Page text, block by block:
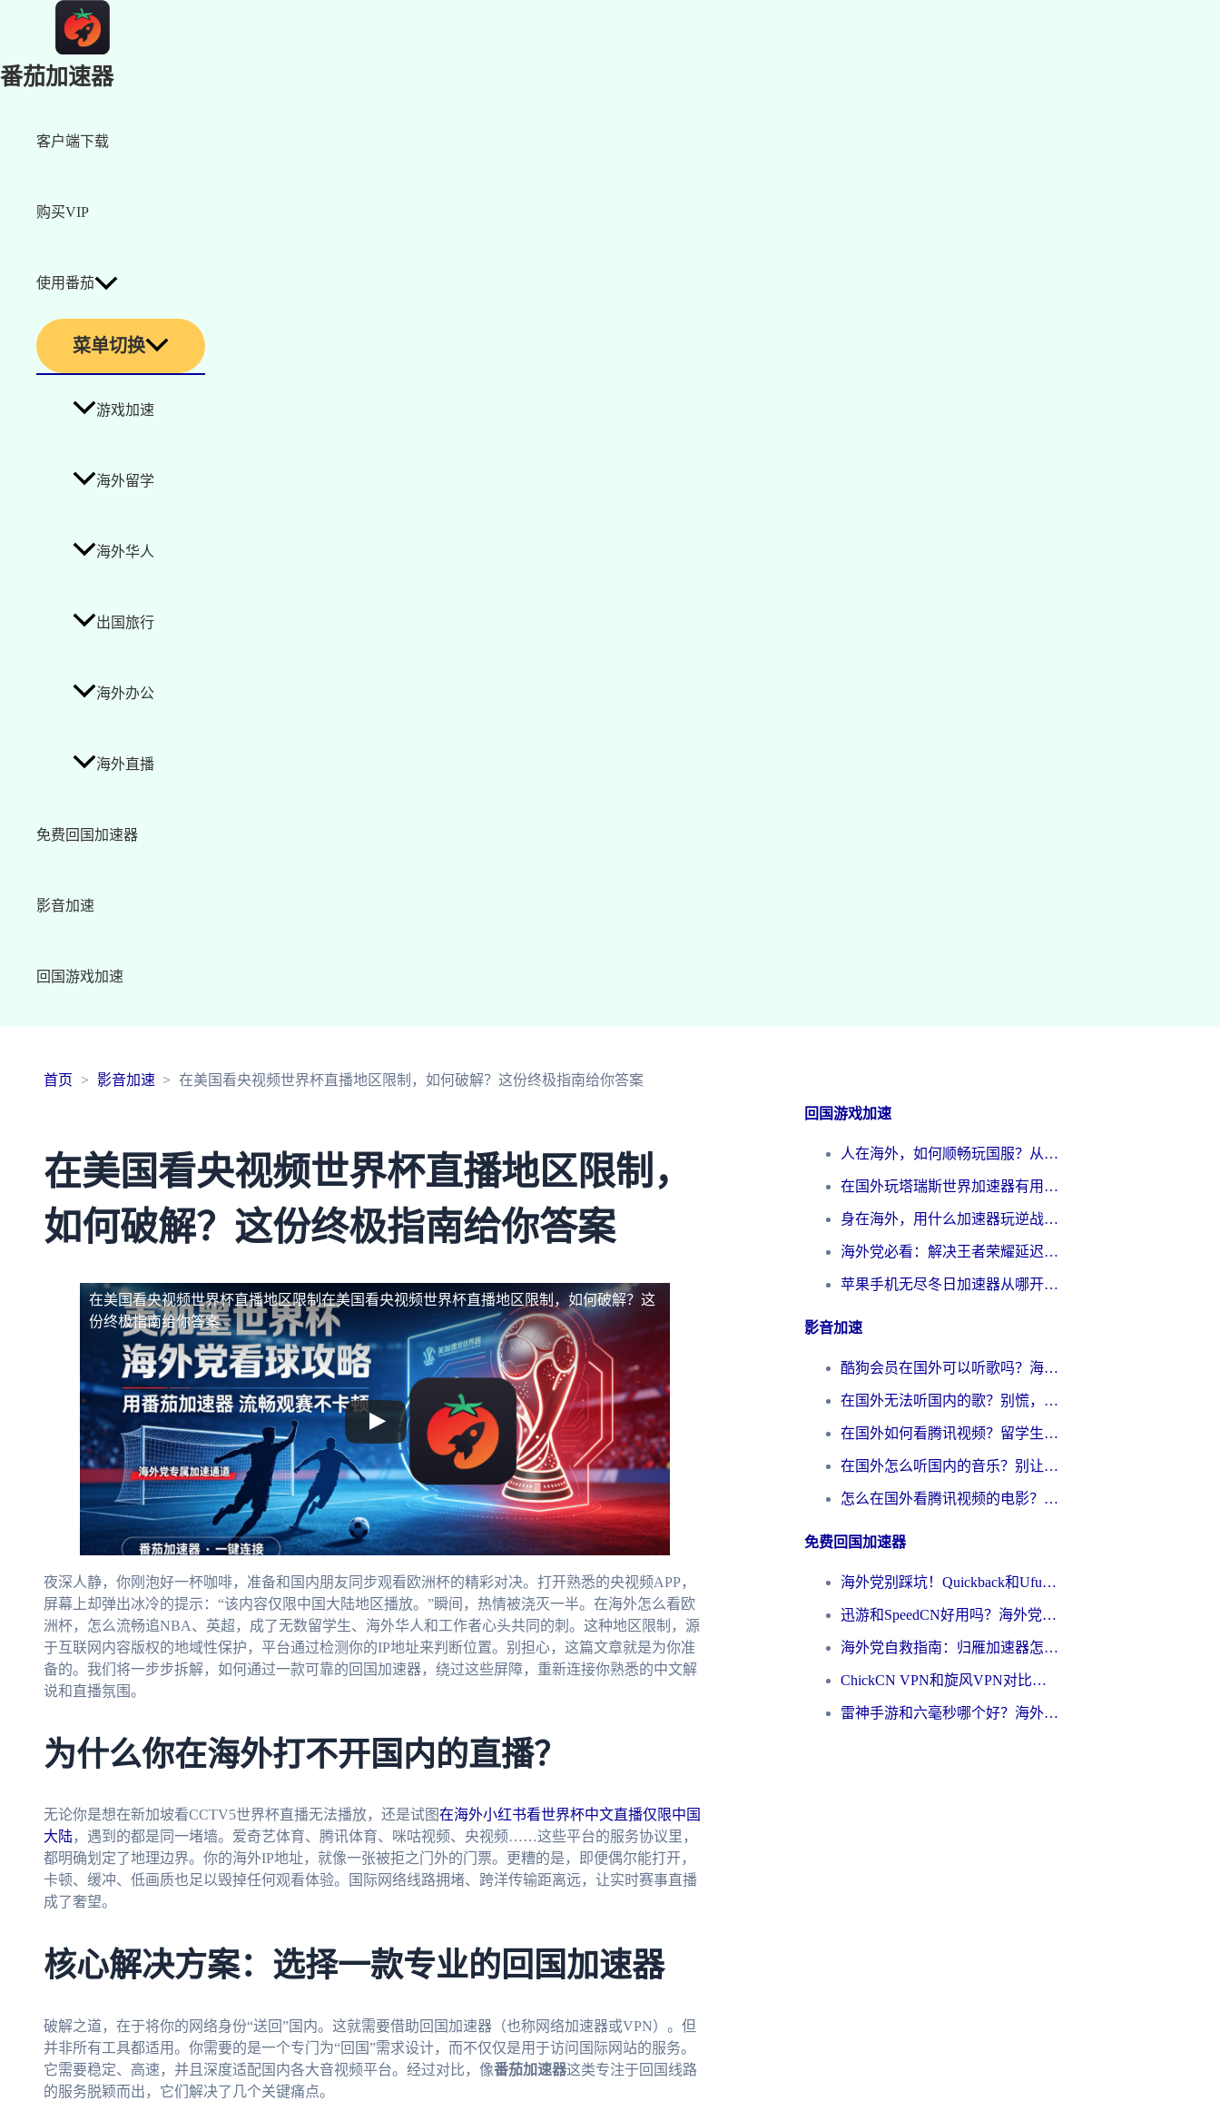
番茄加速器
客户端下载
购买VIP
使用番茄
菜单切换
游戏加速
海外留学
海外华人
出国旅行
海外办公
海外直播
免费回国加速器
影音加速
回国游戏加速
首页 影音加速 在美国看央视频世界杯直播地区限制，如何破解？这份终极指南给你答案
在美国看央视频世界杯直播地区限制，
如何破解？这份终极指南给你答案
在美国看央视频世界杯直播地区限制在美国看央视频世界杯直播地区限制，如何破解？这
份终极指南给你答案
夜深人静，你刚泡好一杯咖啡，准备和国内朋友同步观看欧洲杯的精彩对决。打开熟悉的央视频APP，
屏幕上却弹出冰冷的提示：“该内容仅限中国大陆地区播放。”瞬间，热情被浇灭一半。在海外怎么看欧
洲杯，怎么流畅追NBA、英超，成了无数留学生、海外华人和工作者心头共同的刺。这种地区限制，源
于互联网内容版权的地域性保护，平台通过检测你的IP地址来判断位置。别担心，这篇文章就是为你准
备的。我们将一步步拆解，如何通过一款可靠的回国加速器，绕过这些屏障，重新连接你熟悉的中文解
说和直播氛围。
为什么你在海外打不开国内的直播？
无论你是想在新加坡看CCTV5世界杯直播无法播放，还是试图在海外小红书看世界杯中文直播仅限中国
大陆，遇到的都是同一堵墙。爱奇艺体育、腾讯体育、咪咕视频、央视频……这些平台的服务协议里，
都明确划定了地理边界。你的海外IP地址，就像一张被拒之门外的门票。更糟的是，即便偶尔能打开，
卡顿、缓冲、低画质也足以毁掉任何观看体验。国际网络线路拥堵、跨洋传输距离远，让实时赛事直播
成了奢望。
核心解决方案：选择一款专业的回国加速器
破解之道，在于将你的网络身份“送回”国内。这就需要借助回国加速器（也称网络加速器或VPN）。但
并非所有工具都适用。你需要的是一个专门为“回国”需求设计，而不仅仅是用于访问国际网站的服务。
它需要稳定、高速，并且深度适配国内各大音视频平台。经过对比，像番茄加速器这类专注于回国线路
的服务脱颖而出，它们解决了几个关键痛点。
回国游戏加速
人在海外，如何顺畅玩国服？从《王者荣耀》到《云图计划》的加速器终极指南
在国外玩塔瑞斯世界加速器有用吗？海外玩家亲测后的真实答案
身在海外，用什么加速器玩逆战才能告别延迟？
海外党必看：解决王者荣耀延迟的加速器终极指南——从EVE到猫和老鼠，一个工具全搞定
苹果手机无尽冬日加速器从哪开启？海外玩家的冬日生存指南
影音加速
酷狗会员在国外可以听歌吗？海外党亲测有效：3步解决音乐权限难题
在国外无法听国内的歌？别慌，这样操作就能畅听QQ音乐（附亲测加速器推荐）
在国外如何看腾讯视频？留学生亲测有效的回国加速方案
在国外怎么听国内的音乐？别让版权限制断了你的华语歌单
怎么在国外看腾讯视频的电影？海外党亲测有效的回国加速指南
免费回国加速器
海外党别踩坑！Quickback和UfunR好用吗？选对回国加速器才能无缝刷国内资源
迅游和SpeedCN好用吗？海外党如何破解那道看不见的墙
海外党自救指南：归雁加速器怎么样？教你避开坑实现国内资源无缝访问
ChickCN VPN和旋风VPN对比哪个回国效果更好？海外用户的选择困境与出路
雷神手游和六毫秒哪个好？海外党如何真正解锁国内资源